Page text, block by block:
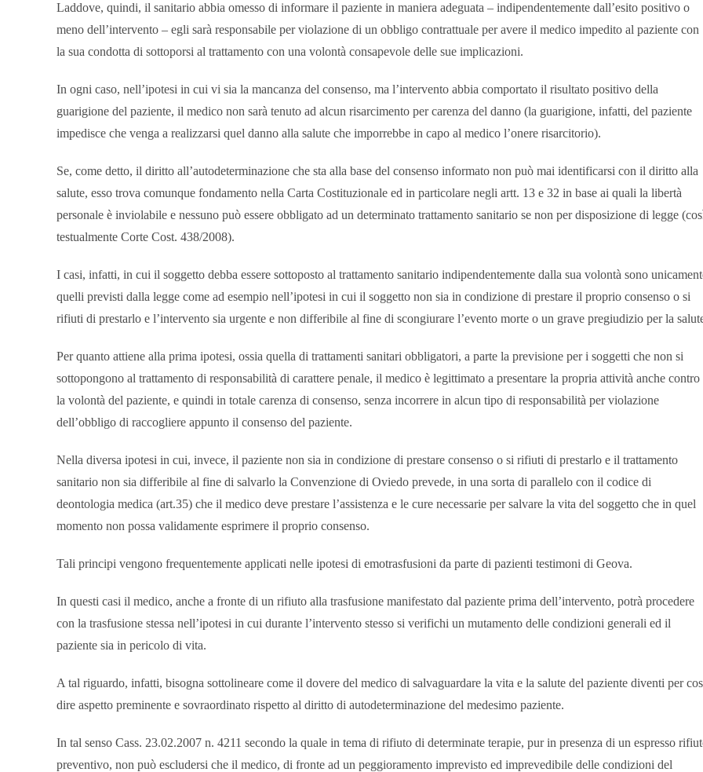
Laddove, quindi, il sanitario abbia omesso di informare il paziente in maniera adeguata – indipendentemente dall’esito positivo o
meno dell’intervento – egli sarà responsabile per violazione di un obbligo contrattuale per avere il medico impedito al paziente con
la sua condotta di sottoporsi al trattamento con una volontà consapevole delle sue implicazioni.
In ogni caso, nell’ipotesi in cui vi sia la mancanza del consenso, ma l’intervento abbia comportato il risultato positivo della
guarigione del paziente, il medico non sarà tenuto ad alcun risarcimento per carenza del danno (la guarigione, infatti, del paziente
impedisce che venga a realizzarsi quel danno alla salute che imporrebbe in capo al medico l’onere risarcitorio).
Se, come detto, il diritto all’autodeterminazione che sta alla base del consenso informato non può mai identificarsi con il diritto alla
salute, esso trova comunque fondamento nella Carta Costituzionale ed in particolare negli artt. 13 e 32 in base ai quali la libertà
personale è inviolabile e nessuno può essere obbligato ad un determinato trattamento sanitario se non per disposizione di legge
testualmente Corte Cost. 438/2008).
I casi, infatti, in cui il soggetto debba essere sottoposto al trattamento sanitario indipendentemente dalla sua volontà sono
quelli previsti dalla legge come ad esempio nell’ipotesi in cui il soggetto non sia in condizione di prestare il proprio consenso o si
rifiuti di prestarlo e l’intervento sia urgente e non differibile al fine di scongiurare l’evento morte o un grave pregiudizio per la
Per quanto attiene alla prima ipotesi, ossia quella di trattamenti sanitari obbligatori, a parte la previsione per i soggetti che non si
sottopongono al trattamento di responsabilità di carattere penale, il medico è legittimato a presentare la propria attività anche contro
la volontà del paziente, e quindi in totale carenza di consenso, senza incorrere in alcun tipo di responsabilità per violazione
dell’obbligo di raccogliere appunto il consenso del paziente.
Nella diversa ipotesi in cui, invece, il paziente non sia in condizione di prestare consenso o si rifiuti di prestarlo e il trattamento
sanitario non sia differibile al fine di salvarlo la Convenzione di Oviedo prevede, in una sorta di parallelo con il codice di
deontologia medica (art.35) che il medico deve prestare l’assistenza e le cure necessarie per salvare la vita del soggetto che in quel
momento non possa validamente esprimere il proprio consenso.
Tali principi vengono frequentemente applicati nelle ipotesi di emotrasfusioni da parte di pazienti testimoni di Geova.
In questi casi il medico, anche a fronte di un rifiuto alla trasfusione manifestato dal paziente prima dell’intervento, potrà procedere
con la trasfusione stessa nell’ipotesi in cui durante l’intervento stesso si verifichi un mutamento delle condizioni generali ed il
paziente sia in pericolo di vita.
A tal riguardo, infatti, bisogna sottolineare come il dovere del medico di salvaguardare la vita e la salute del paziente diventi per
dire aspetto preminente e sovraordinato rispetto al diritto di autodeterminazione del medesimo paziente.
In tal senso Cass. 23.02.2007 n. 4211 secondo la quale in tema di rifiuto di determinate terapie, pur in presenza di un espresso
preventivo, non può escludersi che il medico, di fronte ad un peggioramento imprevisto ed imprevedibile delle condizioni del